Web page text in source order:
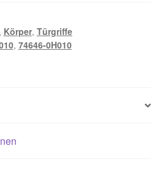
Körper, Türgriffe
, 74646-0H010